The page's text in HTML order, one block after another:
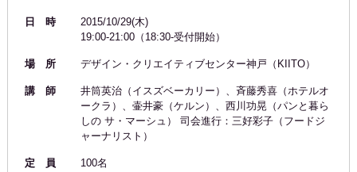
日 時
2015/10/29(木)
19:00-21:00（18:30-受付開始）
場 所 デザイン・クリエイティブセンター神戸（KIITO）
講 師
井筒英治（イスズベーカリー）、斉藤秀喜（ホテルオ
ークラ）、壷井豪（ケルン）、西川功晃（パンと暮ら
しの サ・マーシュ） 司会進行：三好彩子（フードジ
ャーナリスト）
定 員 100名